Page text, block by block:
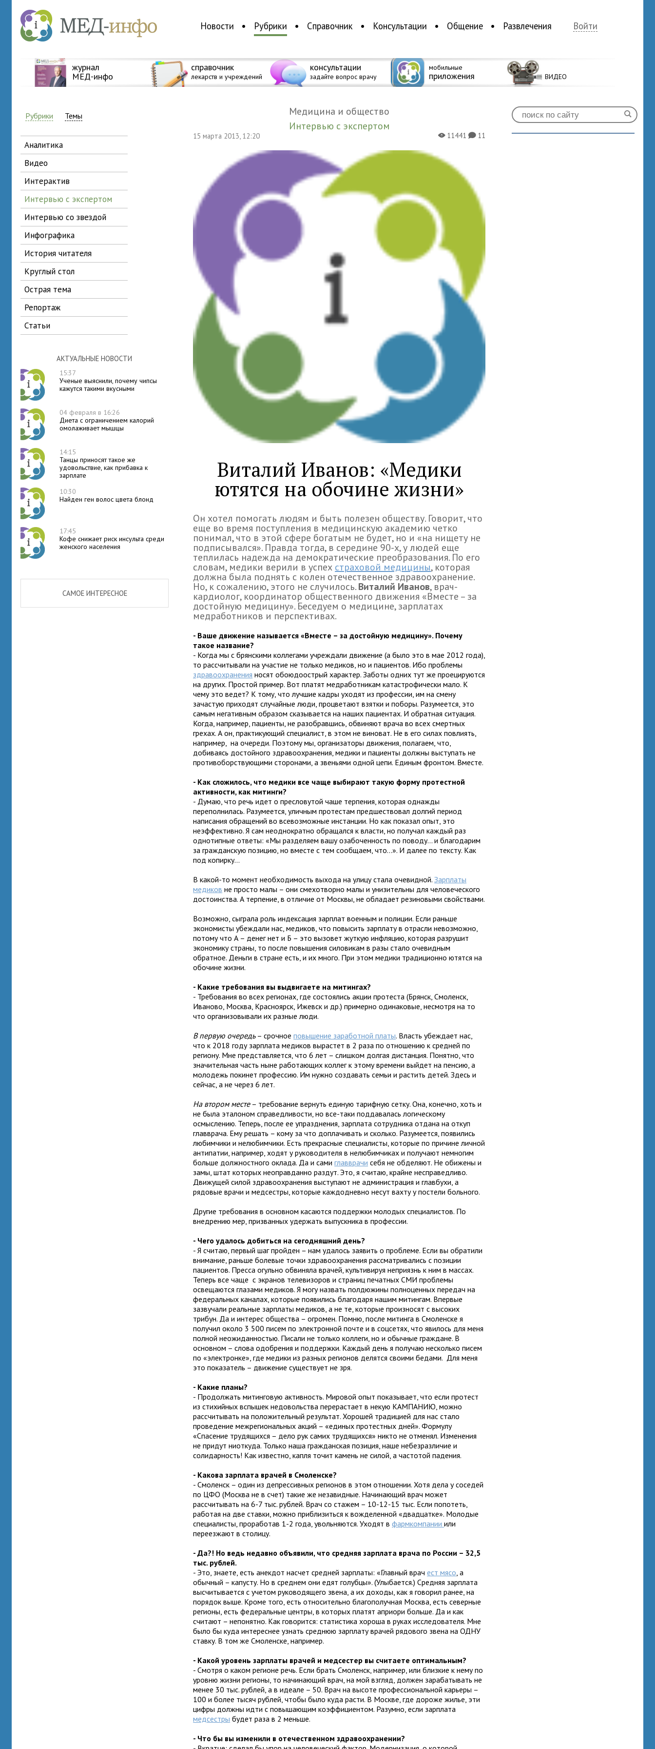
Новости Рубрики Справочник Консультации Общение Развлечения Войти
журнал
МЕД-инфо
справочник
лекарств и учреждений
консультации
задайте вопрос врачу
мобильные
приложения ВИДЕО
Рубрики Темы
аналитика
видео
интерактив
интервью с экспертом
интервью со звездой
инфографика
история читателя
круглый стол
острая тема
репортаж
статьи
АКТУАЛЬНЫЕ НОВОСТИ
15:37
Ученые выяснили, почему чипсы
кажутся такими вкусными
04 февраля в 16:26
Диета с ограничением калорий
омолаживает мышцы
14:15
Танцы приносят такое же
удовольствие, как прибавка к
зарплате
10:30
Найден ген волос цвета блонд
17:45
Кофе снижает риск инсульта среди
женского населения
САМОЕ ИНТЕРЕСНОЕ
Медицина и общество
Интервью с экспертом
15 марта 2013, 12:20 X11441K11
Виталий Иванов: «Медики
ютятся на обочине жизни»
Он хотел помогать людям и быть полезен обществу. Говорит, что
еще во время поступления в медицинскую академию четко
понимал, что в этой сфере богатым не будет, но и «на нищету не
подписывался». Правда тогда, в середине 90-х, у людей еще
теплилась надежда на демократические преобразования. По его
словам, медики верили в успех страховой медицины, которая
должна была поднять с колен отечественное здравоохранение.
Но, к сожалению, этого не случилось.Виталий Иванов, врач-
кардиолог, координатор общественного движения «Вместе – за
достойную медицину». Беседуем о медицине, зарплатах
медработников и перспективах.
- Ваше движение называется «Вместе – за достойную медицину». Почему
такое название?
- Когда мы с брянскими коллегами учреждали движение (а было это в мае 2012 года),
то рассчитывали на участие не только медиков, но и пациентов. Ибо проблемы
здравоохранения носят обоюдоострый характер. Заботы одних тут же проецируются
на других. Простой пример. Вот платят медработникам катастрофически мало. К
чему это ведет? К тому, что лучшие кадры уходят из профессии, им на смену
зачастую приходят случайные люди, процветают взятки и поборы. Разумеется, это
самым негативным образом сказывается на наших пациентах. И обратная ситуация.
Когда, например, пациенты, не разобравшись, обвиняют врача во всех смертных
грехах. А он, практикующий специалист, в этом не виноват. Не в его силах повлиять,
например, на очереди. Поэтому мы, организаторы движения, полагаем, что,
добиваясь достойного здравоохранения, медики и пациенты должны выступать не
противоборствующими сторонами, а звеньями одной цепи. Единым фронтом. Вместе.
- Как сложилось, что медики все чаще выбирают такую форму протестной
активности, как митинги?
- Думаю, что речь идет о пресловутой чаше терпения, которая однажды
переполнилась. Разумеется, уличным протестам предшествовал долгий период
написания обращений во всевозможные инстанции. Но как показал опыт, это
неэффективно. Я сам неоднократно обращался к власти, но получал каждый раз
однотипные ответы: «Мы разделяем вашу озабоченность по поводу… и благодарим
за гражданскую позицию, но вместе с тем сообщаем, что…». И далее по тексту. Как
под копирку…
В какой-то момент необходимость выхода на улицу стала очевидной.Зарплаты
медиков не просто малы – они смехотворно малы и унизительны для человеческого
достоинства. А терпение, в отличие от Москвы, не обладает резиновыми свойствами.
Возможно, сыграла роль индексация зарплат военным и полиции. Если раньше
экономисты убеждали нас, медиков, что повысить зарплату в отрасли невозможно,
потому что А – денег нет и Б – это вызовет жуткую инфляцию, которая разрушит
экономику страны, то после повышения силовикам в разы стало очевидным
обратное. Деньги в стране есть, и их много. При этом медики традиционно ютятся на
обочине жизни.
- Какие требования вы выдвигаете на митингах?
- Требования во всех регионах, где состоялись акции протеста (Брянск, Смоленск,
Иваново, Москва, Красноярск, Ижевск и др.) примерно одинаковые, несмотря на то
что организовывали их разные люди.
В первую очередь– срочноеповышение заработной платы. Власть убеждает нас,
что к 2018 году зарплата медиков вырастет в 2 раза по отношению к средней по
региону. Мне представляется, что 6 лет – слишком долгая дистанция. Понятно, что
значительная часть ныне работающих коллег к этому времени выйдет на пенсию, а
молодежь покинет профессию. Им нужно создавать семьи и растить детей. Здесь и
сейчас, а не через 6 лет.
На втором месте– требование вернуть единую тарифную сетку. Она, конечно, хоть и
не была эталоном справедливости, но все-таки поддавалась логическому
осмыслению. Теперь, после ее упразднения, зарплата сотрудника отдана на откуп
главврача. Ему решать – кому за что доплачивать и сколько. Разумеется, появились
любимчики и нелюбимчики. Есть прекрасные специалисты, которые по причине личной
антипатии, например, ходят у руководителя в нелюбимчиках и получают немногим
больше должностного оклада. Да и самиглавврачи себя не обделяют. Не обижены и
замы, штат которых неоправданно раздут. Это, я считаю, крайне несправедливо.
Движущей силой здравоохранения выступают не администрация и главбухи, а
рядовые врачи и медсестры, которые каждодневно несут вахту у постели больного.
Другие требования в основном касаются поддержки молодых специалистов. По
внедрению мер, призванных удержать выпускника в профессии.
- Чего удалось добиться на сегодняшний день?
- Я считаю, первый шаг пройден – нам удалось заявить о проблеме. Если вы обратили
внимание, раньше болевые точки здравоохранения рассматривались с позиции
пациентов. Пресса огульно обвиняла врачей, культивируя неприязнь к ним в массах.
Теперь все чаще с экранов телевизоров и страниц печатных СМИ проблемы
освещаются глазами медиков. Я могу назвать полдюжины полноценных передач на
федеральных каналах, которые появились благодаря нашим митингам. Впервые
зазвучали реальные зарплаты медиков, а не те, которые произносят с высоких
трибун. Да и интерес общества – огромен. Помню, после митинга в Смоленске я
получил около 3 500 писем по электронной почте и в соцсетях, что явилось для меня
полной неожиданностью. Писали не только коллеги, но и обычные граждане. В
основном – слова одобрения и поддержки. Каждый день я получаю несколько писем
по «электронке», где медики из разных регионов делятся своими бедами. Для меня
это показатель – движение существует не зря.
- Какие планы?
- Продолжать митинговую активность. Мировой опыт показывает, что если протест
из стихийных вспышек недовольства перерастает в некую КАМПАНИЮ, можно
рассчитывать на положительный результат. Хорошей традицией для нас стало
проведение межрегиональных акций – «единых протестных дней». Формулу
«Спасение трудящихся – дело рук самих трудящихся» никто не отменял. Изменения
не придут ниоткуда. Только наша гражданская позиция, наше небезразличие и
солидарность! Как известно, капля точит камень не силой, а частотой падения.
- Какова зарплата врачей в Смоленске?
- Смоленск – один из депрессивных регионов в этом отношении. Хотя дела у соседей
по ЦФО (Москва не в счет) такие же незавидные. Начинающий врач может
рассчитывать на 6-7 тыс. рублей. Врач со стажем – 10-12-15 тыс. Если попотеть,
работая на две ставки, можно приблизиться к вожделенной «двадцатке». Молодые
специалисты, проработав 1-2 года, увольняются. Уходят вфармкомпанииили
переезжают в столицу.
- Да?! Но ведь недавно объявили, что средняя зарплата врача по России – 32,5
тыс. рублей.
- Это, знаете, есть анекдот насчет средней зарплаты: «Главный врачест мясо, а
обычный – капусту. Но в среднем они едят голубцы». (Улыбается.) Средняя зарплата
высчитывается с учетом руководящего звена, а их доходы, как я говорил ранее, на
порядок выше. Кроме того, есть относительно благополучная Москва, есть северные
регионы, есть федеральные центры, в которых платят априори больше. Да и как
считают – непонятно. Как говорится: статистика хороша в руках исследователя. Мне
было бы куда интереснее узнать среднюю зарплату врачей рядового звена на ОДНУ
ставку. В том же Смоленске, например.
- Какой уровень зарплаты врачей и медсестер вы считаете оптимальным?
- Смотря о каком регионе речь. Если брать Смоленск, например, или близкие к нему по
уровню жизни регионы, то начинающий врач, на мой взгляд, должен зарабатывать не
менее 30 тыс. рублей, а в идеале – 50. Врач на высоте профессиональной карьеры –
100 и более тысяч рублей, чтобы было куда расти. В Москве, где дороже жилье, эти
цифры должны идти с повышающим коэффициентом. Разумно, если зарплата
медсестры будет раза в 2 меньше.
- Что бы вы изменили в отечественном здравоохранении?